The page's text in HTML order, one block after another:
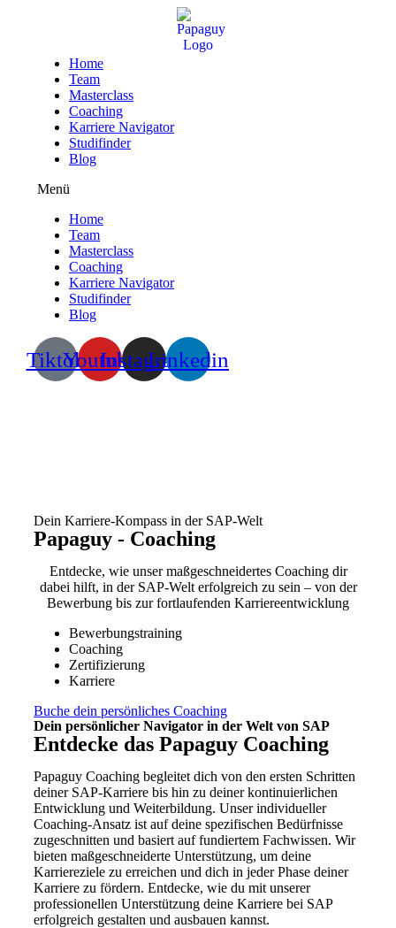
Home
Team
Masterclass
Coaching
Karriere Navigator
Studifinder
Blog
Menü
Home
Team
Masterclass
Coaching
Karriere Navigator
Studifinder
Blog
TiktokYoutubeInstagramLinkedin
Dein Karriere-Kompass in der SAP-Welt
Papaguy - Coaching
Entdecke, wie unser maßgeschneidertes Coaching dir
dabei hilft, in der SAP-Welt erfolgreich zu sein – von der
Bewerbung bis zur fortlaufenden Karriereentwicklung
Bewerbungstraining
Coaching
Zertifizierung
Karriere
Buche dein persönliches Coaching
Dein persönlicher Navigator in der Welt von SAP
Entdecke das Papaguy Coaching
Papaguy Coaching begleitet dich von den ersten Schritten
deiner SAP-Karriere bis hin zu deiner kontinuierlichen
Entwicklung und Weiterbildung. Unser individueller
Coaching-Ansatz ist auf deine spezifischen Bedürfnisse
zugeschnitten und basiert auf fundiertem Fachwissen. Wir
bieten maßgeschneiderte Unterstützung, um deine
Karriereziele zu erreichen und dich in jeder Phase deiner
Karriere zu fördern. Entdecke, wie du mit unserer
professionellen Unterstützung deine Karriere bei SAP
erfolgreich gestalten und ausbauen kannst.